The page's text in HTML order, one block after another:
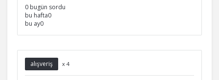
0 bugün sordu
bu hafta0
bu ay0
alışveriş x 4